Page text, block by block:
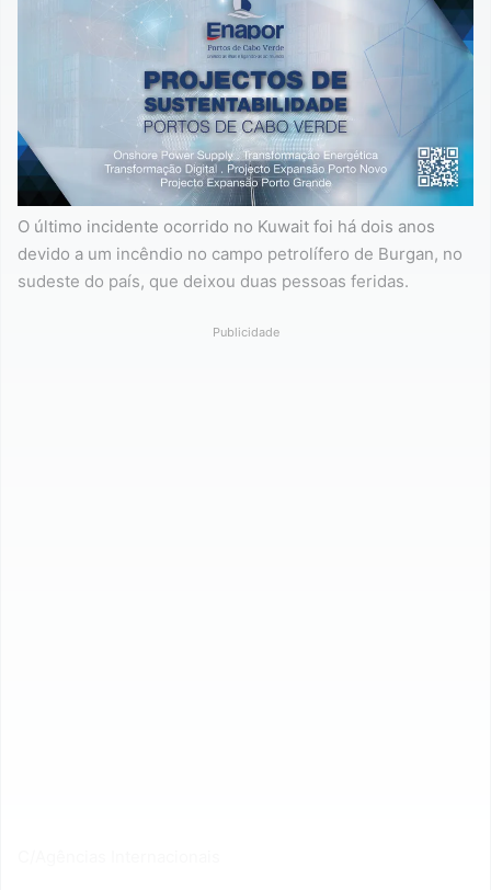
O último incidente ocorrido no Kuwait foi há dois anos
devido a um incêndio no campo petrolífero de Burgan, no
sudeste do país, que deixou duas pessoas feridas.
Publicidade